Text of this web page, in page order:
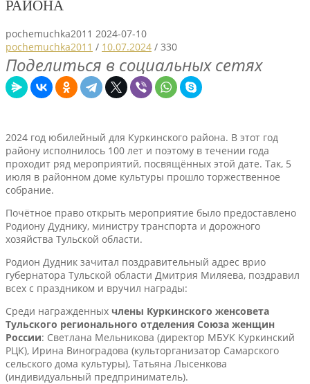
РАЙОНА
pochemuchka2011 2024-07-10
pochemuchka2011 / 10.07.2024 / 330
Поделиться в социальных сетях
2024 год юбилейный для Куркинского района. В этот год
району исполнилось 100 лет и поэтому в течении года
проходит ряд мероприятий, посвящённых этой дате. Так, 5
июля в районном доме культуры прошло торжественное
собрание.
Почётное право открыть мероприятие было предоставлено
Родиону Дуднику, министру транспорта и дорожного
хозяйства Тульской области.
Родион Дудник зачитал поздравительный адрес врио
губернатора Тульской области Дмитрия Миляева, поздравил
всех с праздником и вручил награды:
Среди награжденных члены Куркинского женсовета
Тульского регионального отделения Союза женщин
России: Светлана Мельникова (директор МБУК Куркинский
РЦК), Ирина Виноградова (культорганизатор Самарского
сельского дома культуры), Татьяна Лысенкова
(индивидуальный предприниматель).